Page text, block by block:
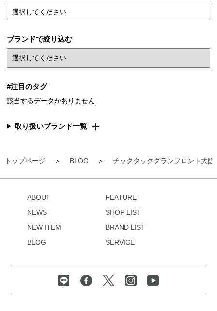
トップページ BLOG チックタックグランフロント大阪
選択してください
ブランドで絞り込む
#注目のタグ
該当するデータがありません
取り扱いブランド一覧
ABOUT
NEWS
NEW ITEM
BLOG
FEATURE
SHOP LIST
BRAND LIST
SERVICE